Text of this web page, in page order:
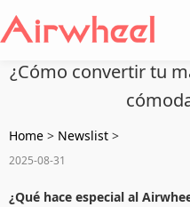
¿Cómo convertir tu
Home > Newslist >
2025-08-31
¿Qué hace especial al